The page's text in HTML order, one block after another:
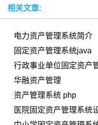
相关文章:
电力资产管理系统简介
固定资产管理系统java
行政事业单位固定资产
华融资产管理
资产管理系统 php
医院固定资产管理系统